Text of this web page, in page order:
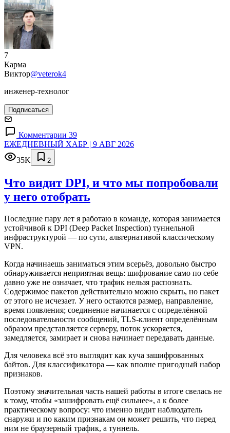
7
Карма
Виктор@veterok4
инженер-технолог
Подписаться
Комментарии 39
ЕЖЕДНЕВНЫЙ ХАБР | 9 АВГ 2026
35K
2
Что видит DPI, и что мы попробовали
у него отобрать
Последние пару лет я работаю в команде, которая занимается
устойчивой к DPI (Deep Packet Inspection) туннельной
инфраструктурой — по сути, альтернативой классическому
VPN.
Когда начинаешь заниматься этим всерьёз, довольно быстро
обнаруживается неприятная вещь: шифрование само по себе
давно уже не означает, что трафик нельзя распознать.
Содержимое пакетов действительно можно скрыть, но пакет
от этого не исчезает. У него остаются размер, направление,
время появления; соединение начинается с определённой
последовательности сообщений, TLS-клиент определённым
образом представляется серверу, поток ускоряется,
замедляется, замирает и снова начинает передавать данные.
Для человека всё это выглядит как куча зашифрованных
байтов. Для классификатора — как вполне пригодный набор
признаков.
Поэтому значительная часть нашей работы в итоге свелась не
к тому, чтобы «зашифровать ещё сильнее», а к более
практическому вопросу: что именно видит наблюдатель
снаружи и по каким признакам он может решить, что перед
ним не браузерный трафик, а туннель.